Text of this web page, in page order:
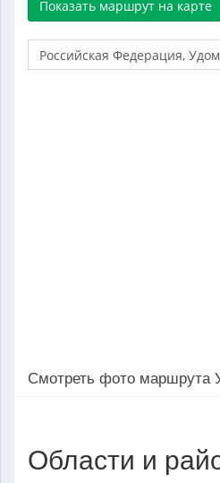
Смотреть фото маршрута
Области и